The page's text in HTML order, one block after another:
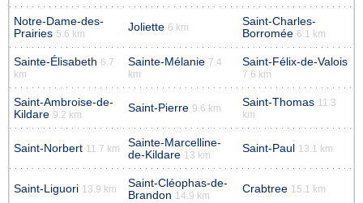
Notre-Dame-des-
Prairies 5.6 km
Joliette 6 km
Saint-Charles-
Borromée 6.1 km
Sainte-Élisabeth 6.7
km
Sainte-Mélanie 7.4
km
Saint-Félix-de-Valois
7.6 km
Saint-Ambroise-de-
Kildare 9.2 km
Saint-Pierre 9.6 km Saint-Thomas 11.3
km
Saint-Norbert 11.7 km
Sainte-Marcelline-
de-Kildare 13 km
Saint-Paul 13.1 km
Saint-Liguori 13.9 km
Saint-Cléophas-de-
Brandon 14.9 km
Crabtree 15.1 km